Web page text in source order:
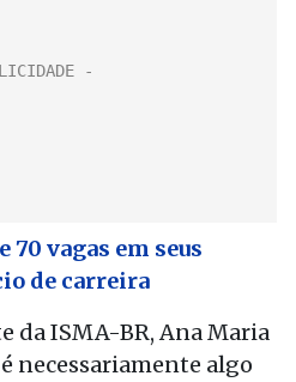
70 vagas em seus
de carreira
da ISMA-BR, Ana Maria
necessariamente algo